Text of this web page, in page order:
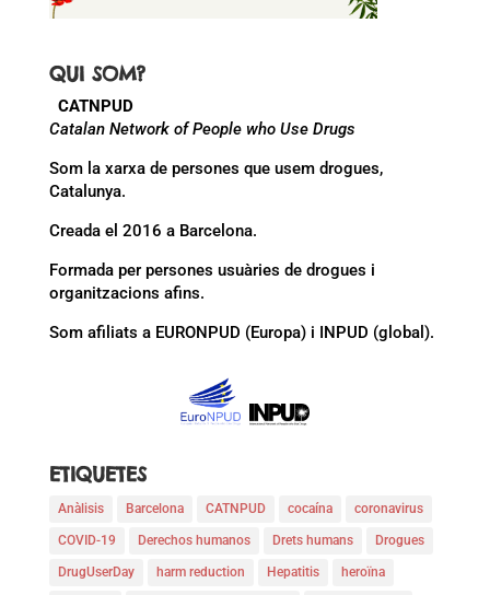
QUI SOM?
CATNPUD
Catalan Network of People who Use Drugs
Som la xarxa de persones que usem drogues,
Catalunya.
Creada el 2016 a Barcelona.
Formada per persones usuàries de drogues i
organitzacions afins.
Som afiliats a EURONPUD (Europa) i INPUD (global).
ETIQUETES
Anàlisis Barcelona CATNPUD cocaína coronavirus
COVID-19 Derechos humanos Drets humans Drogues
DrugUserDay harm reduction Hepatitis heroïna